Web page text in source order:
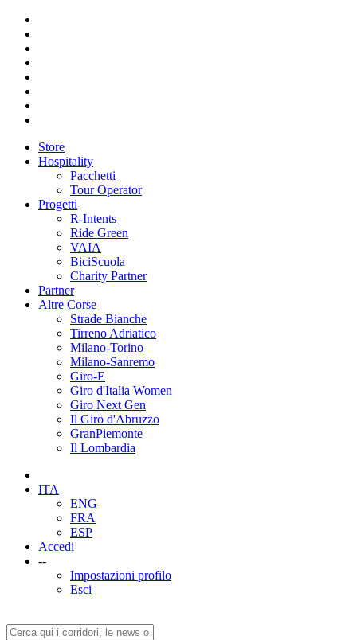
Store
Hospitality
Pacchetti
Tour Operator
Progetti
R-Intents
Ride Green
VAIA
BiciScuola
Charity Partner
Partner
Altre Corse
Strade Bianche
Tirreno Adriatico
Milano-Torino
Milano-Sanremo
Giro-E
Giro d'Italia Women
Giro Next Gen
Il Giro d'Abruzzo
GranPiemonte
Il Lombardia
ITA
ENG
FRA
ESP
Accedi
--
Impostazioni profilo
Esci